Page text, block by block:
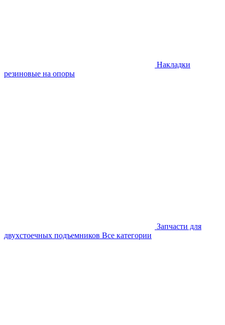
Накладки
резиновые на опоры
Запчасти для
двухстоечных подъемников Все категории